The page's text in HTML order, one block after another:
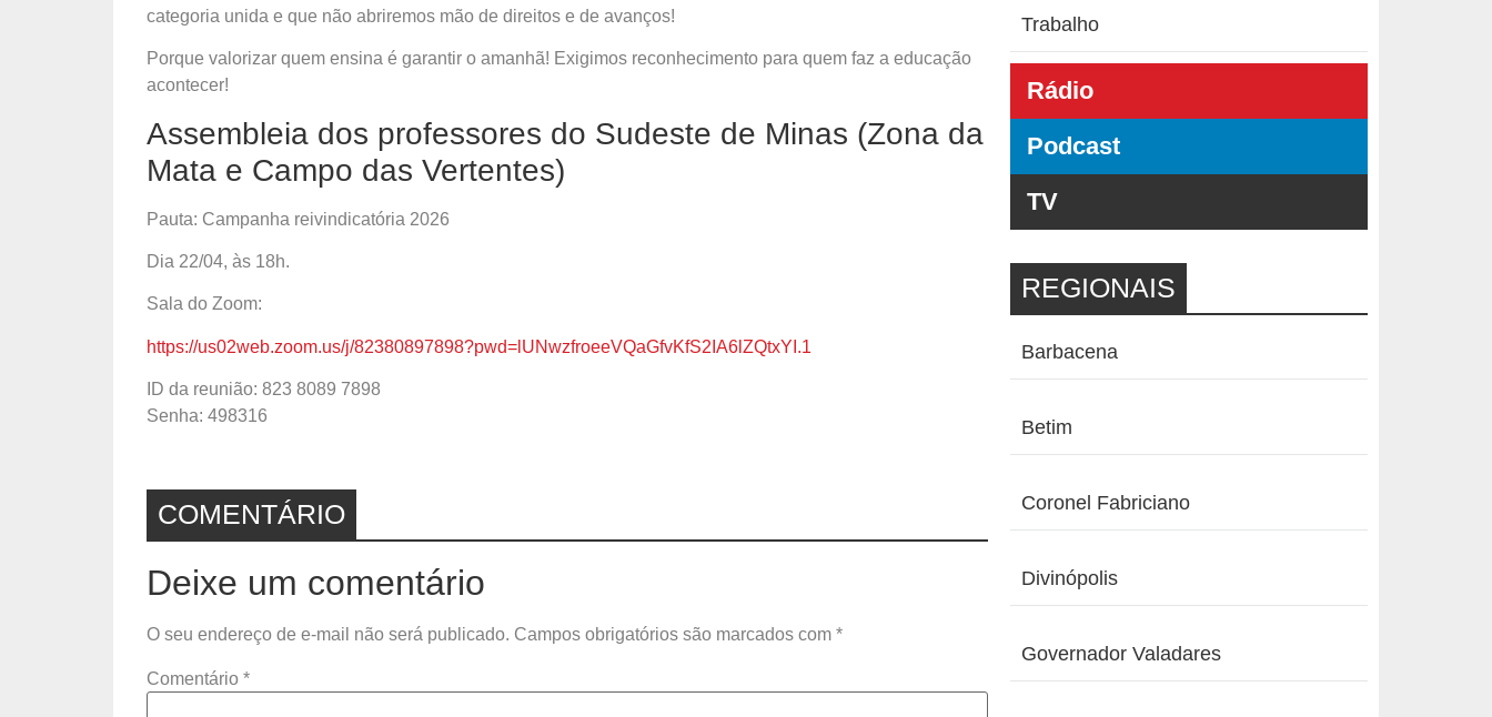
categoria unida e que não abriremos mão de direitos e de avanços!
Porque valorizar quem ensina é garantir o amanhã! Exigimos reconhecimento para quem faz a educação
acontecer!
Assembleia dos professores do Sudeste de Minas (Zona da
Mata e Campo das Vertentes)
Pauta: Campanha reivindicatória 2026
Dia 22/04, às 18h.
Sala do Zoom:
https://us02web.zoom.us/j/82380897898?pwd=lUNwzfroeeVQaGfvKfS2IA6lZQtxYI.1
ID da reunião: 823 8089 7898
Senha: 498316
COMENTÁRIO
Deixe um comentário
O seu endereço de e-mail não será publicado. Campos obrigatórios são marcados com *
Comentário *
Trabalho
Rádio
Podcast
TV
REGIONAIS
Barbacena
Betim
Coronel Fabriciano
Divinópolis
Governador Valadares